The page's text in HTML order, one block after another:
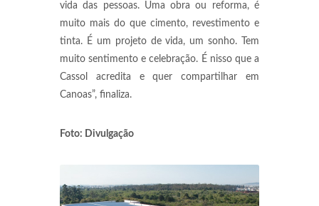
vida das pessoas. Uma obra ou reforma, é
muito mais do que cimento, revestimento e
tinta. É um projeto de vida, um sonho. Tem
muito sentimento e celebração. É nisso que a
Cassol acredita e quer compartilhar em
Canoas”, finaliza.
Foto: Divulgação